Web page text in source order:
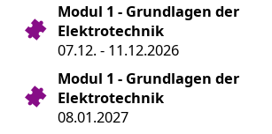
Modul 1 - Grundlagen der
Elektrotechnik
07.12. - 11.12.2026
Modul 1 - Grundlagen der
Elektrotechnik
08.01.2027